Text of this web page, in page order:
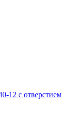
12 с отверстием